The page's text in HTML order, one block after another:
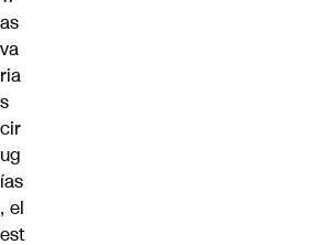
as
va
ria
s
cir
ug
ías
, el
est